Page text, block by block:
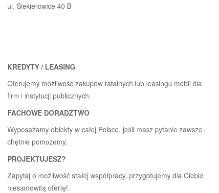
ul. Siekierowice 40 B
KREDYTY / LEASING
Oferujemy możliwość zakupów ratalnych lub leasingu mebli dla
firm i instytucji publicznych.
FACHOWE DORADZTWO
Wyposażamy obiekty w całej Polsce, jeśli masz pytanie zawsze
chętnie pomożemy.
PROJEKTUJESZ?
Zapytaj o możliwość stałej współpracy, przygotujemy dla Ciebie
niesamowitą ofertę!.